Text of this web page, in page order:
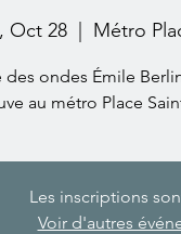
Oct 28
  |
Métro
des ondes Émile
au métro Place
Les inscriptions
Voir d'autres